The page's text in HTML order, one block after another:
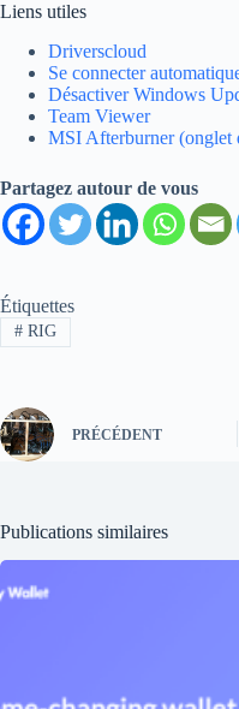
Liens utiles
Driverscloud
Se connecter
Désactiver Windows
Team Viewer
MSI Afterburner (onglet
Partagez autour de vous
Étiquettes
#RIG
PRÉCÉDENT
Publications similaires